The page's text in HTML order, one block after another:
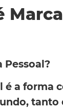
Marca
Pessoal?
é a forma
tanto